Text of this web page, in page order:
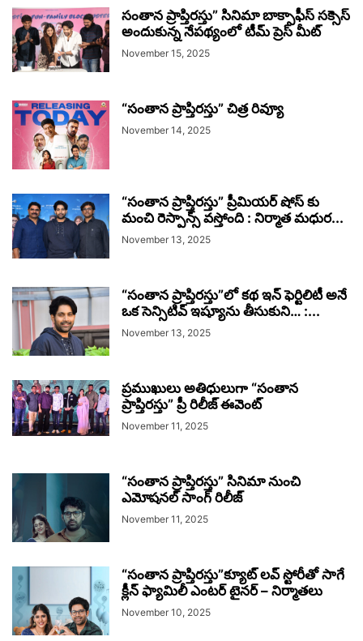
సంతాన ప్రాప్తిరస్తు” సినిమా బాక్సాఫీస్ సక్సెస్
అందుకున్న నేపథ్యంలో టీమ్ ప్రెస్ మీట్
November 15, 2025
“సంతాన ప్రాప్తిరస్తు” చిత్ర రివ్యూ
November 14, 2025
“సంతాన ప్రాప్తిరస్తు” ప్రీమియర్ షోస్ కు
మంచి రెస్పాన్స్ వస్తోంది : నిర్మాత మధుర...
November 13, 2025
“సంతాన ప్రాప్తిరస్తు”లో కథ ఇన్ ఫెర్టిలిటీ అనే
ఒక సెన్సిటివ్ ఇష్యూను తీసుకుని… :...
November 13, 2025
ప్రముఖులు అతిధులుగా “సంతాన
ప్రాప్తిరస్తు” ప్రీ రిలీజ్ ఈవెంట్
November 11, 2025
“సంతాన ప్రాప్తిరస్తు” సినిమా నుంచి
ఎమోషనల్ సాంగ్ రిలీజ్
November 11, 2025
“సంతాన ప్రాప్తిరస్తు”క్యూట్ లవ్ స్టోరీతో సాగే
క్లీన్ ఫ్యామిలీ ఎంటర్ టైనర్ – నిర్మాతలు
November 10, 2025